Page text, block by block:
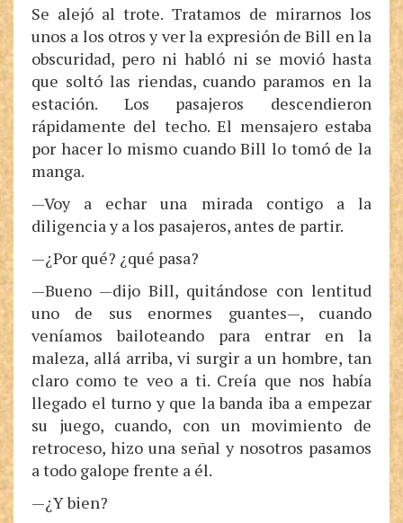
Se alejó al trote. Tratamos de mirarnos los
unos a los otros y ver la expresión de Bill en la
obscuridad, pero ni habló ni se movió hasta
que soltó las riendas, cuando paramos en la
estación. Los pasajeros descendieron
rápidamente del techo. El mensajero estaba
por hacer lo mismo cuando Bill lo tomó de la
manga.
—Voy a echar una mirada contigo a la
diligencia y a los pasajeros, antes de partir.
—¿Por qué? ¿qué pasa?
—Bueno —dijo Bill, quitándose con lentitud
uno de sus enormes guantes—, cuando
veníamos bailoteando para entrar en la
maleza, allá arriba, vi surgir a un hombre, tan
claro como te veo a ti. Creía que nos había
llegado el turno y que la banda iba a empezar
su juego, cuando, con un movimiento de
retroceso, hizo una señal y nosotros pasamos
a todo galope frente a él.
—¿Y bien?